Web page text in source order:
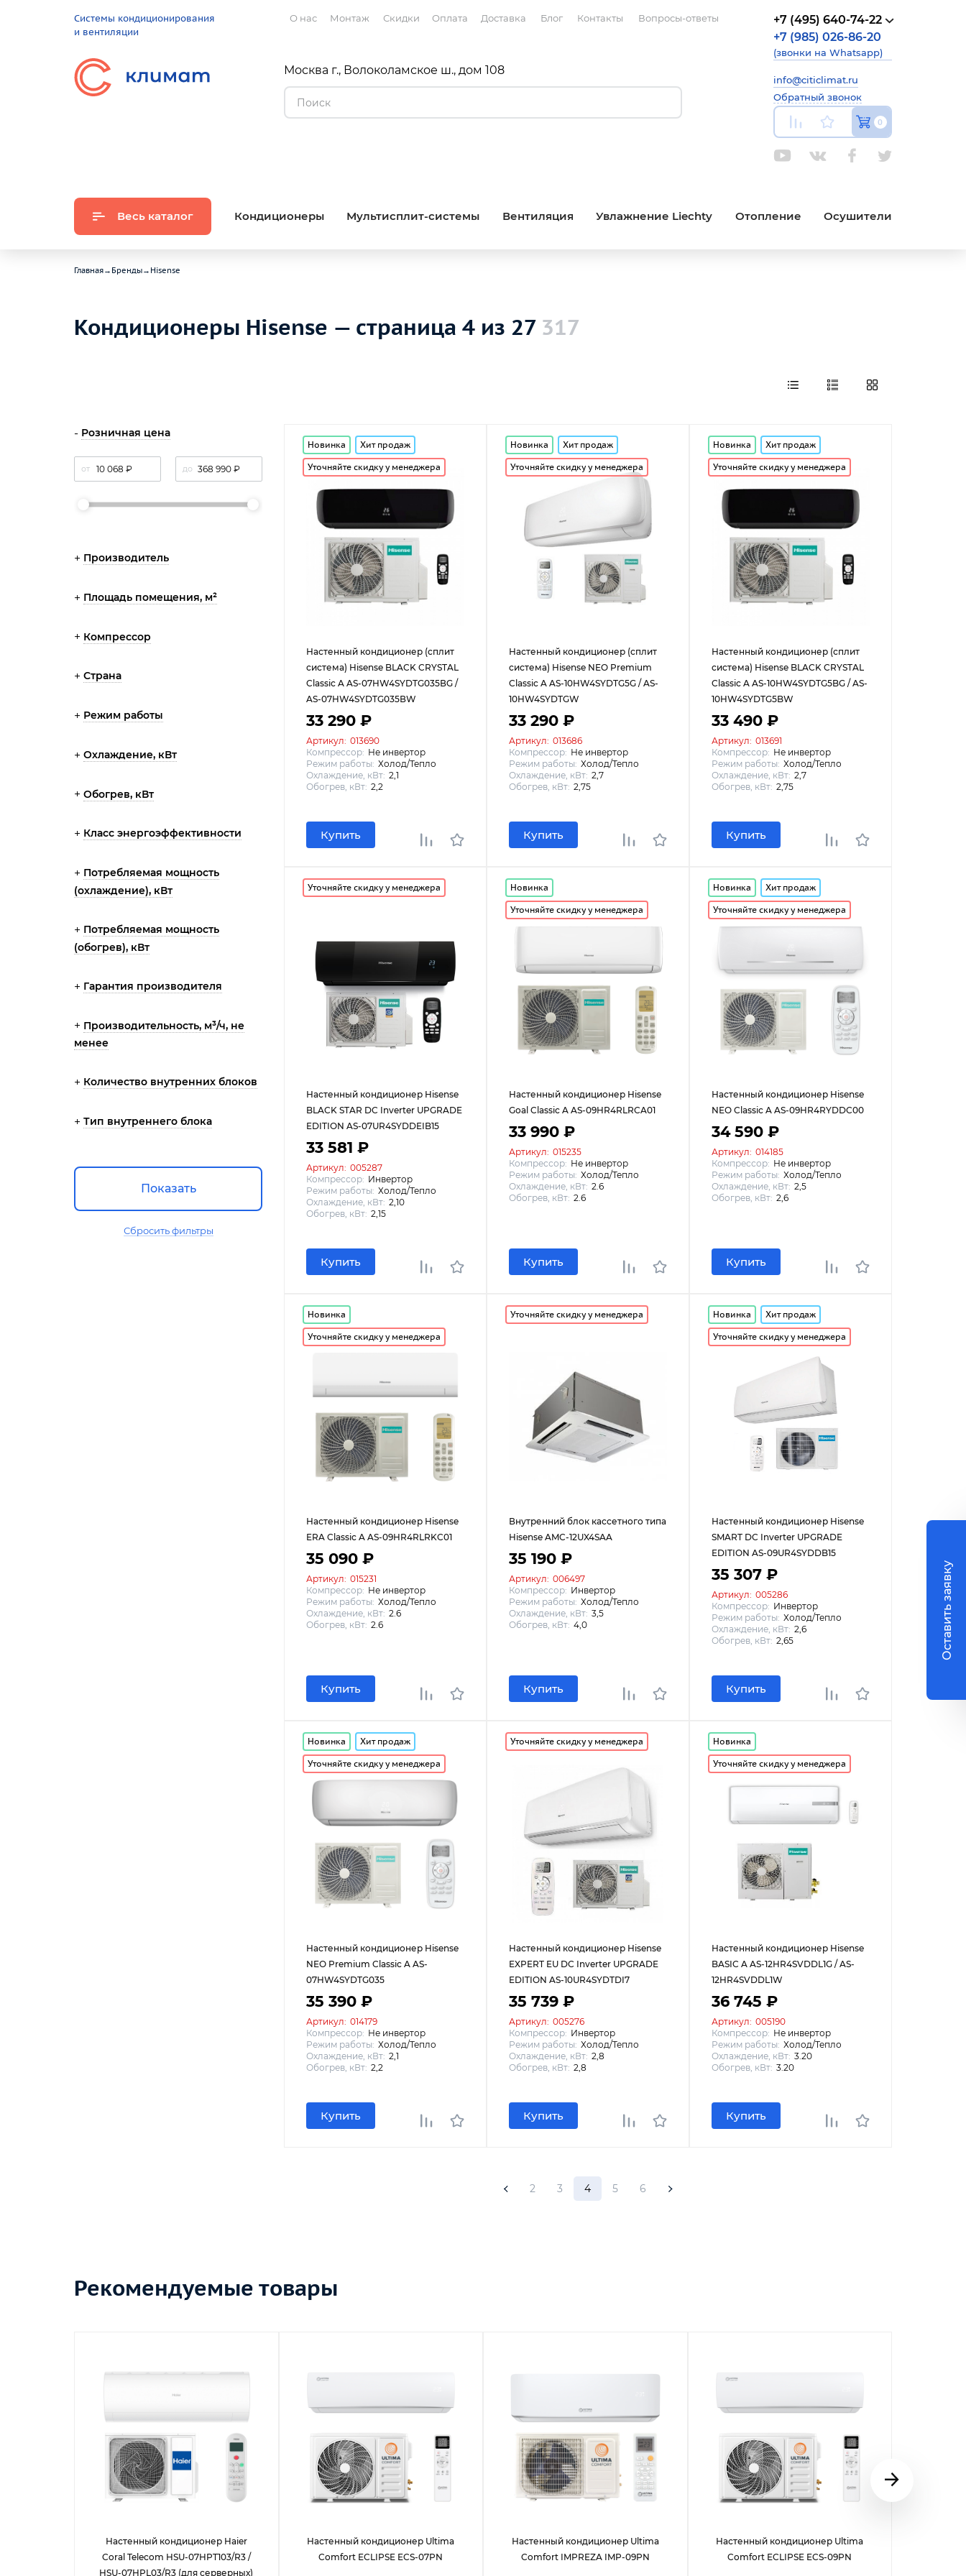
Системы кондиционирования
и вентиляции
О нас Монтаж Скидки Оплата Доставка Блог Контакты Вопросы-ответы
Москва г., Волоколамское ш., дом 108
+7 (495) 640-74-22
+7 (985) 026-86-20
(звонки на Whatsapp)
info@citiclimat.ru
Обратный звонок
0
Весь каталог Кондиционеры Мультисплит-системы Вентиляция Увлажнение Liechty Отопление Осушители
Главная→ Бренды→ Hisense
Кондиционеры Hisense — страница 4 из 27 317
Розничная цена
от до
Производитель
Площадь помещения, м²
Компрессор
Страна
Режим работы
Охлаждение, кВт
Обогрев, кВт
Класс энергоэффективности
Потребляемая мощность
(охлаждение), кВт
Потребляемая мощность
(обогрев), кВт
Гарантия производителя
Производительность, м³/ч, не
менее
Количество внутренних блоков
Тип внутреннего блока
Показать
Сбросить фильтры
Новинка Хит продаж
Уточняйте скидку у менеджера
Настенный кондиционер (сплит
система) Hisense BLACK CRYSTAL
Classic A AS-07HW4SYDTG035ВG /
AS-07HW4SYDTG035ВW
33 290 ₽
Артикул: 013690
Компрессор: Не инвертор
Режим работы: Холод/Тепло
Охлаждение, кВт: 2,1
Обогрев, кВт: 2,2
Купить
Новинка Хит продаж
Уточняйте скидку у менеджера
Настенный кондиционер (сплит
система) Hisense NEO Premium
Classic A AS-10HW4SYDTG5G / AS-
10HW4SYDTGW
33 290 ₽
Артикул: 013686
Компрессор: Не инвертор
Режим работы: Холод/Тепло
Охлаждение, кВт: 2,7
Обогрев, кВт: 2,75
Купить
Новинка Хит продаж
Уточняйте скидку у менеджера
Настенный кондиционер (сплит
система) Hisense BLACK CRYSTAL
Classic A AS-10HW4SYDTG5BG / AS-
10HW4SYDTG5BW
33 490 ₽
Артикул: 013691
Компрессор: Не инвертор
Режим работы: Холод/Тепло
Охлаждение, кВт: 2,7
Обогрев, кВт: 2,75
Купить
Уточняйте скидку у менеджера
Настенный кондиционер Hisense
BLACK STAR DC Inverter UPGRADE
EDITION AS-07UR4SYDDEIB15
33 581 ₽
Артикул: 005287
Компрессор: Инвертор
Режим работы: Холод/Тепло
Охлаждение, кВт: 2,10
Обогрев, кВт: 2,15
Купить
Новинка
Уточняйте скидку у менеджера
Настенный кондиционер Hisense
Goal Classic A AS-09HR4RLRCA01
33 990 ₽
Артикул: 015235
Компрессор: Не инвертор
Режим работы: Холод/Тепло
Охлаждение, кВт: 2.6
Обогрев, кВт: 2.6
Купить
Новинка Хит продаж
Уточняйте скидку у менеджера
Настенный кондиционер Hisense
NEO Classic A AS-09HR4RYDDC00
34 590 ₽
Артикул: 014185
Компрессор: Не инвертор
Режим работы: Холод/Тепло
Охлаждение, кВт: 2,5
Обогрев, кВт: 2,6
Купить
Новинка
Уточняйте скидку у менеджера
Настенный кондиционер Hisense
ERA Classic A AS-09HR4RLRKC01
35 090 ₽
Артикул: 015231
Компрессор: Не инвертор
Режим работы: Холод/Тепло
Охлаждение, кВт: 2.6
Обогрев, кВт: 2.6
Купить
Уточняйте скидку у менеджера
Внутренний блок кассетного типа
Hisense AMC-12UX4SAA
35 190 ₽
Артикул: 006497
Компрессор: Инвертор
Режим работы: Холод/Тепло
Охлаждение, кВт: 3,5
Обогрев, кВт: 4,0
Купить
Новинка Хит продаж
Уточняйте скидку у менеджера
Настенный кондиционер Hisense
SMART DC Inverter UPGRADE
EDITION AS-09UR4SYDDB15
35 307 ₽
Артикул: 005286
Компрессор: Инвертор
Режим работы: Холод/Тепло
Охлаждение, кВт: 2,6
Обогрев, кВт: 2,65
Купить
Новинка Хит продаж
Уточняйте скидку у менеджера
Настенный кондиционер Hisense
NEO Premium Classic A AS-
07HW4SYDTG035
35 390 ₽
Артикул: 014179
Компрессор: Не инвертор
Режим работы: Холод/Тепло
Охлаждение, кВт: 2,1
Обогрев, кВт: 2,2
Купить
Уточняйте скидку у менеджера
Настенный кондиционер Hisense
EXPERT EU DC Inverter UPGRADE
EDITION AS-10UR4SYDTDI7
35 739 ₽
Артикул: 005276
Компрессор: Инвертор
Режим работы: Холод/Тепло
Охлаждение, кВт: 2,8
Обогрев, кВт: 2,8
Купить
Новинка
Уточняйте скидку у менеджера
Настенный кондиционер Hisense
BASIC A AS-12HR4SVDDL1G / AS-
12HR4SVDDL1W
36 745 ₽
Артикул: 005190
Компрессор: Не инвертор
Режим работы: Холод/Тепло
Охлаждение, кВт: 3.20
Обогрев, кВт: 3.20
Купить
2 3 4 5 6
Рекомендуемые товары
Настенный кондиционер Haier
Coral Telecom HSU-07HPT103/R3 /
HSU-07HPL03/R3 (для серверных)
Настенный кондиционер Ultima
Comfort ECLIPSE ECS-07PN
Настенный кондиционер Ultima
Comfort IMPREZA IMP-09PN
Настенный кондиционер Ultima
Comfort ECLIPSE ECS-09PN
Оставить заявку